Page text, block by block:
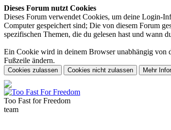
Dieses Forum nutzt Cookies
Dieses Forum verwendet Cookies, um deine Login-
Computer gespeichert sind; Die von diesem Forum
spezifischen Themen, die du gelesen hast und wann
Ein Cookie wird in deinem Browser unabhängig von
Fußzeile ändern.
Too Fast forFreedom
team